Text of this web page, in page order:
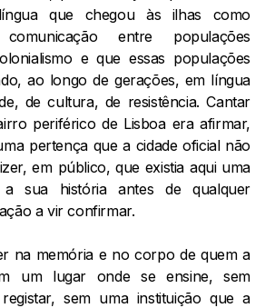
que chegou às ilhas como
entre populações
e que essas populações
ao longo de gerações, em língua
de cultura, de resistência. Cantar
periférico de Lisboa era afirmar,
pertença que a cidade oficial não
em público, que existia aqui uma
a sua história antes de qualquer
a vir confirmar.
na memória e no corpo de quem a
um lugar onde se ensine, sem
sem uma instituição que a